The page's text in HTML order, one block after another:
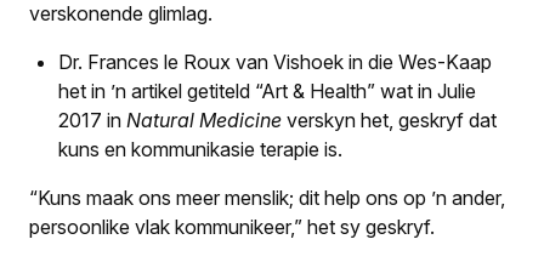
verskonende glimlag.
Dr. Frances le Roux van Vishoek in die Wes-Kaap
het in ’n artikel getiteld “Art & Health” wat in Julie
2017 in Natural Medicine verskyn het, geskryf dat
kuns en kommunikasie terapie is.
“Kuns maak ons meer menslik; dit help ons op ’n ander,
persoonlike vlak kommunikeer,” het sy geskryf.